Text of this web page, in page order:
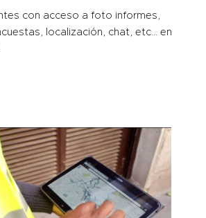
con acceso a foto informes,
localización, chat, etc… en